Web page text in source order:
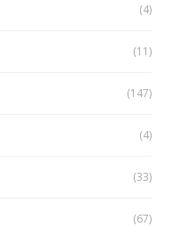
(4)
(11)
(147)
(4)
(33)
(67)